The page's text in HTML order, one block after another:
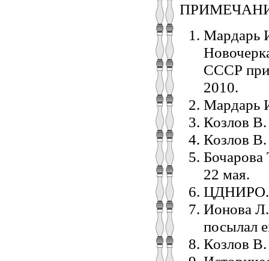
Мардарь
СССР при
2010.
Мардарь
Козлов
Козлов
Бочарова
22 мая.
ЦДНИРО.
Ионова
посылал
Козлов